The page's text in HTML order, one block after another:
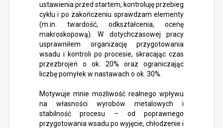
ustawienia przed startem, kontroluję przebieg
cyklu i po zakończeniu sprawdzam elementy
(m.in. twardość, odkształcenia, ocenę
makroskopową). W dotychczasowej pracy
usprawniłem organizację przygotowania
wsadu i kontroli po procesie, skracając czas
przezbrojeń o ok. 20% oraz ograniczając
liczbę pomyłek w nastawach o ok. 30%.
Motywuje mnie możliwość realnego wpływu
na własności wyrobów metalowych i
stabilność procesu – od poprawnego
przygotowania wsadu po wyjęcie, chłodzenie i